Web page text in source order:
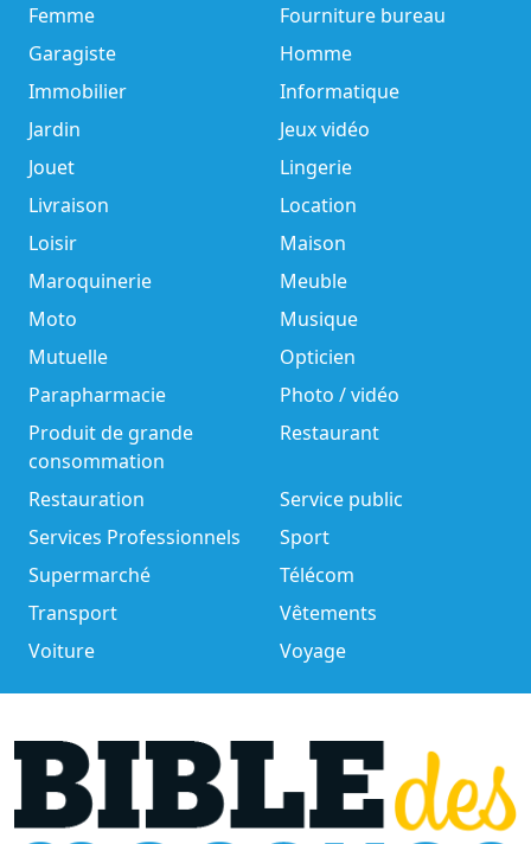
Femme
Fourniture bureau
Garagiste
Homme
Immobilier
Informatique
Jardin
Jeux vidéo
Jouet
Lingerie
Livraison
Location
Loisir
Maison
Maroquinerie
Meuble
Moto
Musique
Mutuelle
Opticien
Parapharmacie
Photo / vidéo
Produit de grande
consommation
Restaurant
Restauration
Service public
Services Professionnels
Sport
Supermarché
Télécom
Transport
Vêtements
Voiture
Voyage